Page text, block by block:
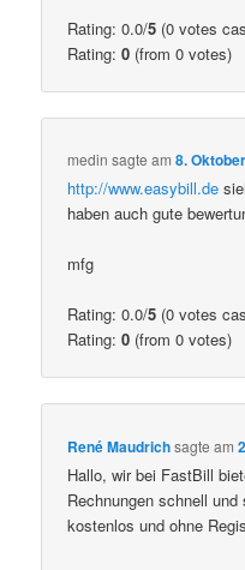
Rating: 0.0/5 (0 votes
Rating:0 (from 0 votes)
medin sagte am8.
http://www.easybill.de
haben auch gute
mfg
Rating: 0.0/5 (0 votes
Rating:0 (from 0 votes)
René Maudrichsagte am
Hallo, wir bei FastBill
Rechnungen schnell
kostenlos und ohne